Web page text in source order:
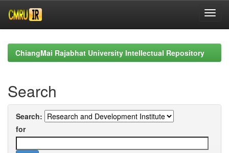
navigationChiangMai Rajabhat University Intellectual Repository
Search
Search:
for